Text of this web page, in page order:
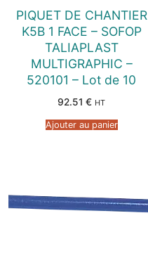
PIQUET DE CHANTIER
K5B 1 FACE – SOFOP
TALIAPLAST
MULTIGRAPHIC –
520101 – Lot de 10
92.51 € HT
Ajouter au panier